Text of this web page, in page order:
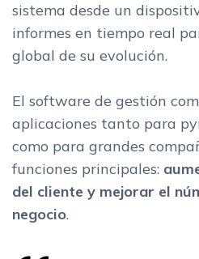
sistema desde un
informes en tiempo real
global de su evolución.
El software de gestión
aplicaciones tanto para
como para grandes
funciones principales:
del cliente y mejorar el
negocio.